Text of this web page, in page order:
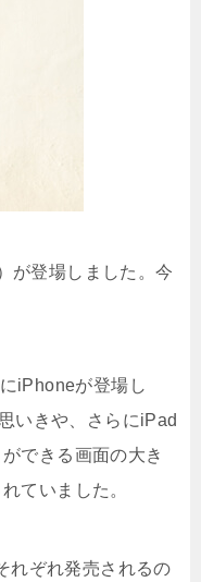
が登場しました。今
iPhoneが登場し
いきや、さらにiPad
できる画面の大き
ていました。
れぞれ発売されるの